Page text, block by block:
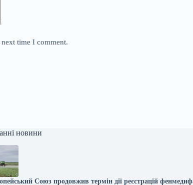
time I comment.
новини
Союз продовжив термін дії реєстрацій